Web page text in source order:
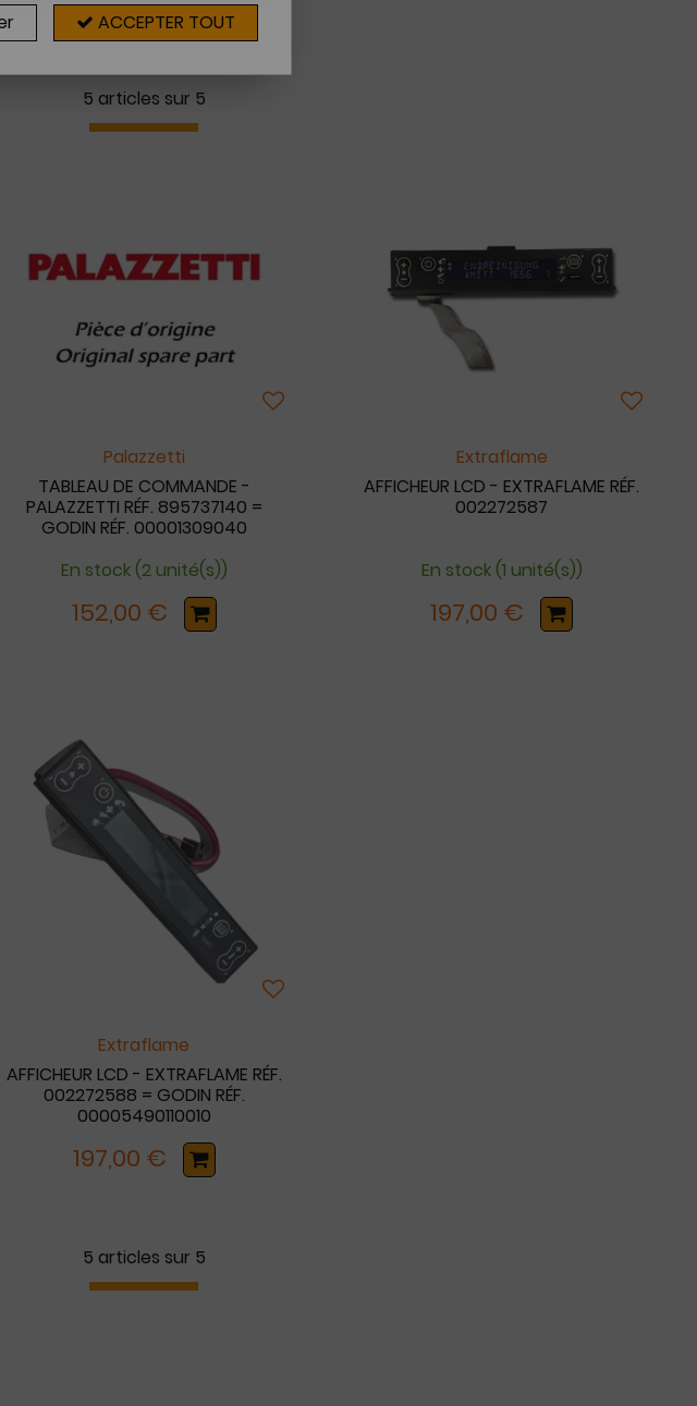
5 articles sur 5
Palazzetti
TABLEAU DE COMMANDE -
PALAZZETTI RÉF. 895737140 =
GODIN RÉF. 00001309040
En stock (2 unité(s))
152,00 €
Extraflame
AFFICHEUR LCD - EXTRAFLAME RÉF.
002272587
En stock (1 unité(s))
197,00 €
Extraflame
AFFICHEUR LCD - EXTRAFLAME RÉF.
002272588 = GODIN RÉF.
00005490110010
197,00 €
5 articles sur 5
ACCEPTER TOUT